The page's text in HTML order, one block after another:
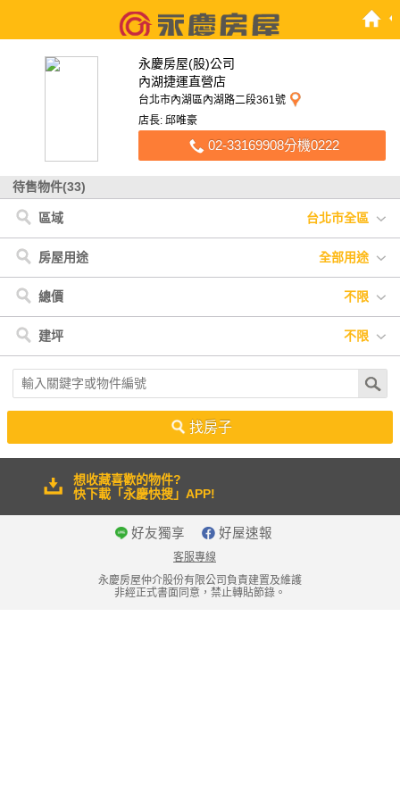
永慶房屋(股)公司
內湖捷運直營店
台北市內湖區內湖路二段361號
店長: 邱唯豪
02-33169908分機0222
待售物件(33)
區域 台北市全區
台北市
< 台北市 內湖區
房屋用途 全部用途
全部用途 其他
總價 不限
不限 900萬以下
建坪 不限
不限 20坪以下 20坪-30坪 30坪-40坪
40坪-50坪
50坪以上
找房子
想收藏喜歡的物件?
快下載「永慶快搜」APP!
好友獨享 好屋速報
客服專線
永慶房屋仲介股份有限公司負責建置及維護
非經正式書面同意，禁止轉貼節錄。